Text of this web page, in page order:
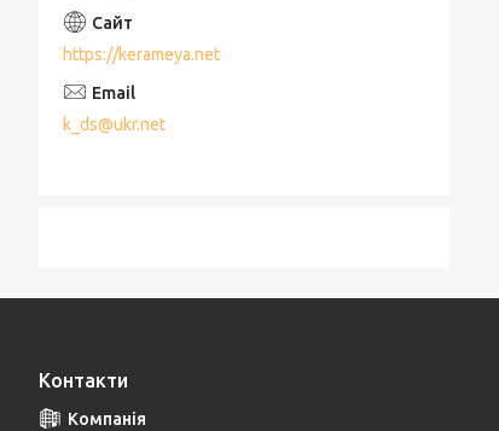
https://kerameya.net
k_ds@ukr.net
Контакти